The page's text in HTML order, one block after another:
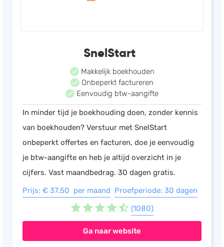
SnelStart
Makkelijk boekhouden
Onbeperkt factureren
Eenvoudig btw-aangifte
In minder tijd je boekhouding doen, zonder kennis
van boekhouden? Verstuur met SnelStart
onbeperkt offertes en facturen, doe je eenvoudig
je btw-aangifte en heb je altijd overzicht in je
cijfers. Vast maandbedrag. 30 dagen gratis.
Prijs: € 37,50 per maand Proefperiode: 30 dagen
(1080)
Ga naar website